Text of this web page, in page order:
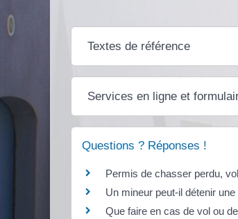
Textes de référence
Services en ligne et
Questions ? Réponses !
Permis de chasser perdu,
Un mineur peut-il détenir
Que faire en cas de vol ou